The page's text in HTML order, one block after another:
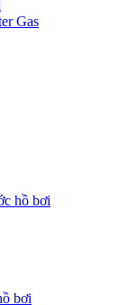
Gas
hồ bơi
bơi